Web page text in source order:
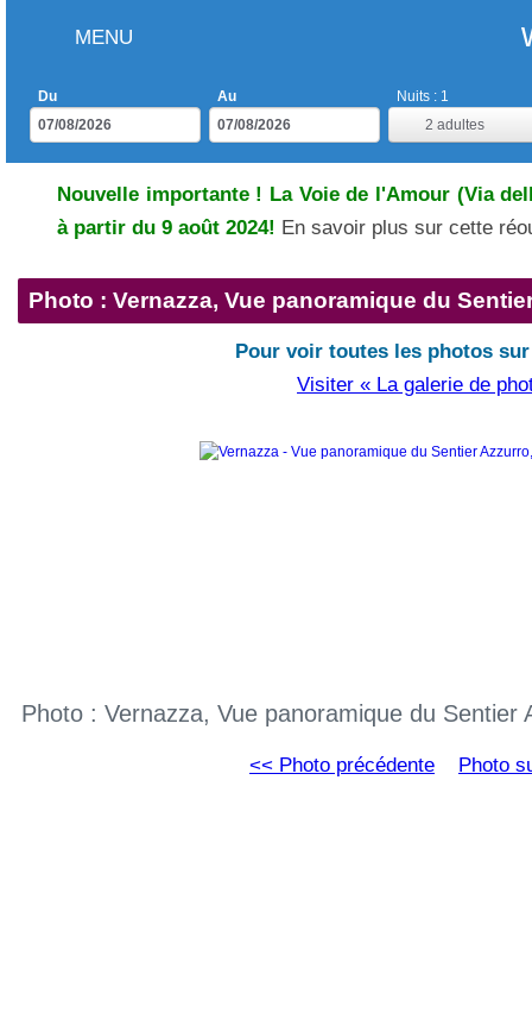
MENU
Du
Au
2 adultes
Nuits : 1
Nouvelle importante ! La Voie de l'Amour (Via
à partir du 9 août 2024! En savoir plus sur cette
Photo : Vernazza, Vue panoramique du
Pour voir toutes les photos
Visiter « La galerie de
Photo : Vernazza, Vue panoramique du Sentier
<< Photo précédente Photo